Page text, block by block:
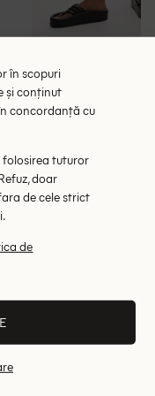
de
în scopuri
și conținut
concordanță cu
folosirea tuturor
doar
de cele strict
de